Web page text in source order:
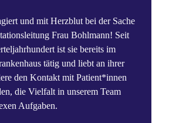
und mit Herzblut bei der Sache
Frau Bohlmann! Seit
ist sie bereits im
tätig und liebt an ihrer
den Kontakt mit Patient*innen
die Vielfalt in unserem Team
Aufgaben.